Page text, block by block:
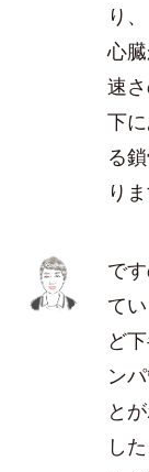
り
心
速
下
る
りま
で
て
ど
ン
と
し